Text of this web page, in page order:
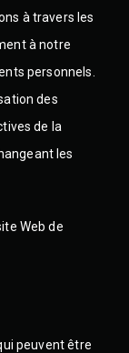
à travers les
à notre
personnels.
des
de la
les
Web de
peuvent être